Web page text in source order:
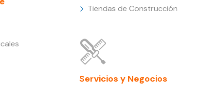
Tiendas de Construcción
Servicios y Negocios